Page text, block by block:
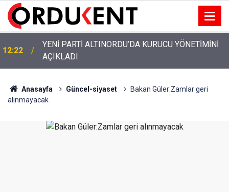
12:22
YENİ PARTİ ALTINORDU’DA KURUCU YÖNETİMİNİ
AÇIKLADI
Anasayfa Güncel-siyaset
Bakan Güler:Zamlar geri
alınmayacak